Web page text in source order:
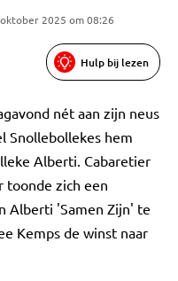
2025 om 08:26
Hulp bij lezen
nét aan zijn neus
Snollebollekes hem
Alberti. Cabaretier
toonde zich een
Alberti 'Samen Zijn' te
Kemps de winst naar